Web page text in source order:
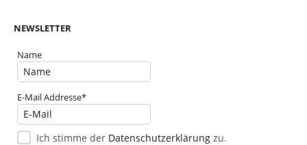
NEWSLETTER
Name
E-Mail Addresse*
Ich stimme der Datenschutzerklärung zu.